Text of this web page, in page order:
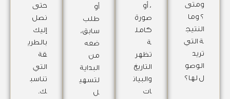
ومتى
؟ وما
النتيج
ة التي
تريد
الوصو
ل لها؟
، أو
صورة
كامل
ة
تظهر
التاريخ
والبيان
ات
أو
طلب
سابق،
ضعه
من
البداية
لتسهي
ل
حتى
نصل
إليك
بالطري
قة
التي
تناسب
ك.